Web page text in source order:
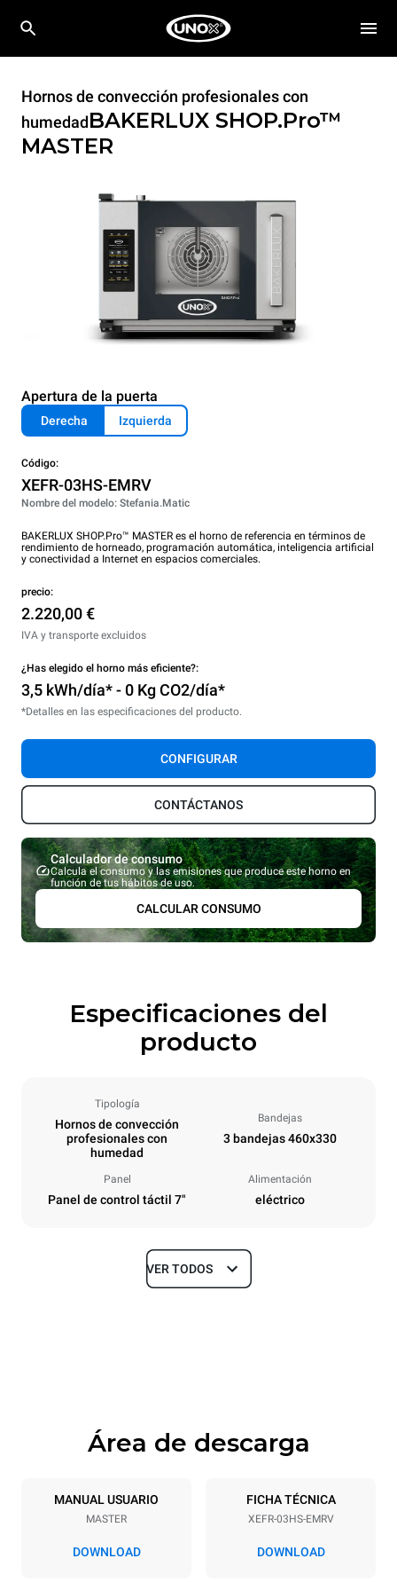
Hornos de convección profesionales con
humedadBAKERLUX SHOP.Pro™
MASTER
Apertura de la puerta
Derecha Izquierda
Código:
XEFR-03HS-EMRV
Nombre del modelo: Stefania.Matic
BAKERLUX SHOP.Pro™ MASTER es el horno de referencia en términos de
rendimiento de horneado, programación automática, inteligencia artificial
y conectividad a Internet en espacios comerciales.
precio:
2.220,00 €
IVA y transporte excluidos
¿Has elegido el horno más eficiente?:
3,5 kWh/día* - 0 Kg CO2/día*
*Detalles en las especificaciones del producto.
CONFIGURAR
CONTÁCTANOS
Calculador de consumo
Calcula el consumo y las emisiones que produce este horno en
función de tus hábitos de uso.
CALCULAR CONSUMO
Especificaciones del
producto
Tipología
Hornos de convección
profesionales con
humedad
Bandejas
3 bandejas 460x330
Panel
Panel de control táctil 7"
Alimentación
eléctrico
Tamaños
Especificaciones de la bandeja
3 460x330
Distancia entre bandejas
VER TODOS
Área de descarga
MANUAL USUARIO
MASTER
DOWNLOAD
FICHA TÉCNICA
XEFR-03HS-EMRV
DOWNLOAD